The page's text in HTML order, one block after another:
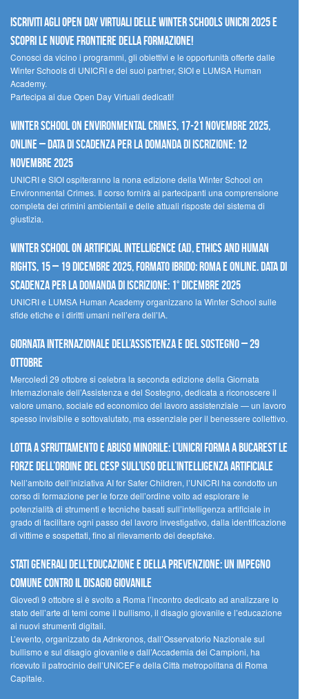
Iscriviti agli Open Day Virtuali delle Winter Schools UNICRI 2025 e
scopri le nuove frontiere della formazione!
Conosci da vicino i programmi, gli obiettivi e le opportunità offerte dalle
Winter Schools di UNICRI e dei suoi partner, SIOI e LUMSA Human
Academy.
Partecipa ai due Open Day Virtuali dedicati!
Winter School on Environmental Crimes, 17-21 novembre 2025,
Online – Data di scadenza per la domanda di iscrizione: 12
novembre 2025
UNICRI e SIOI ospiteranno la nona edizione della Winter School on
Environmental Crimes. Il corso fornirà ai partecipanti una comprensione
completa dei crimini ambientali e delle attuali risposte del sistema di
giustizia.
Winter School on Artificial Intelligence (AI), Ethics and Human
Rights, 15 – 19 dicembre 2025, Formato Ibrido: Roma e online. Data di
scadenza per la domanda di iscrizione: 1° dicembre 2025
UNICRI e LUMSA Human Academy organizzano la Winter School sulle
sfide etiche e i diritti umani nell’era dell’IA.
Giornata internazionale dell’assistenza e del sostegno – 29
ottobre
MercoledÌ 29 ottobre si celebra la seconda edizione della Giornata
Internazionale dell’Assistenza e del Sostegno, dedicata a riconoscere il
valore umano, sociale ed economico del lavoro assistenziale — un lavoro
spesso invisibile e sottovalutato, ma essenziale per il benessere collettivo.
Lotta a sfruttamento e abuso minorile: l’UNICRI forma a Bucarest le
forze dell’ordine del CESP sull’uso dell’Intelligenza Artificiale
Nell’ambito dell’iniziativa AI for Safer Children, l’UNICRI ha condotto un
corso di formazione per le forze dell’ordine volto ad esplorare le
potenzialità di strumenti e tecniche basati sull’intelligenza artificiale in
grado di facilitare ogni passo del lavoro investigativo, dalla identificazione
di vittime e sospettati, fino al rilevamento dei deepfake.
Stati Generali dell’Educazione e della Prevenzione: un impegno
comune contro il disagio giovanile
Giovedì 9 ottobre si è svolto a Roma l’incontro dedicato ad analizzare lo
stato dell’arte di temi come il bullismo, il disagio giovanile e l’educazione
ai nuovi strumenti digitali.
L’evento, organizzato da Adnkronos, dall’Osservatorio Nazionale sul
bullismo e sul disagio giovanile e dall’Accademia dei Campioni, ha
ricevuto il patrocinio dell’UNICEF e della Città metropolitana di Roma
Capitale.